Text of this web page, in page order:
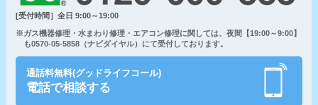
[受付時間］全日 9:00～19:00
※ガス機器修理・水まわり修理・エアコン修理に関しては、夜間【19:00～9:00】
も0570-05-5858（ナビダイヤル）にて受付しております。
通話料無料(グッドライフコール)
電話で相談する